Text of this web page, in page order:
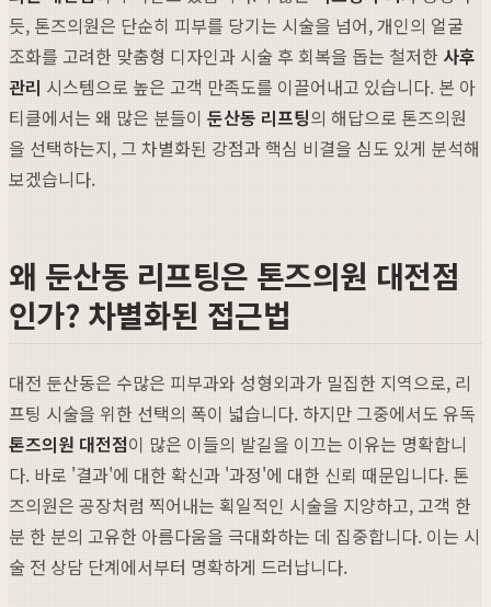
듯, 톤즈의원은 단순히 피부를 당기는 시술을 넘어, 개인의 얼굴
조화를 고려한 맞춤형 디자인과 시술 후 회복을 돕는 철저한 사후
관리 시스템으로 높은 고객 만족도를 이끌어내고 있습니다. 본 아
티클에서는 왜 많은 분들이 둔산동 리프팅의 해답으로 톤즈의원
을 선택하는지, 그 차별화된 강점과 핵심 비결을 심도 있게 분석해
보겠습니다.
왜 둔산동 리프팅은 톤즈의원 대전점
인가? 차별화된 접근법
대전 둔산동은 수많은 피부과와 성형외과가 밀집한 지역으로, 리
프팅 시술을 위한 선택의 폭이 넓습니다. 하지만 그중에서도 유독
톤즈의원 대전점이 많은 이들의 발길을 이끄는 이유는 명확합니
다. 바로 '결과'에 대한 확신과 '과정'에 대한 신뢰 때문입니다. 톤
즈의원은 공장처럼 찍어내는 획일적인 시술을 지양하고, 고객 한
분 한 분의 고유한 아름다움을 극대화하는 데 집중합니다. 이는 시
술 전 상담 단계에서부터 명확하게 드러납니다.